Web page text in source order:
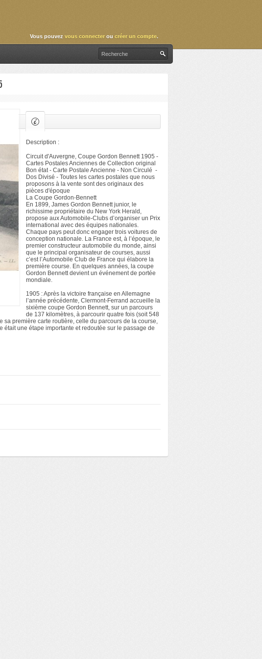
Vous pouvez vous connecter ou créer un compte.
Description :
Circuit d'Auvergne, Coupe Gordon Bennett 1905 -
Cartes Postales Anciennes de Collection original
Bon état - Carte Postale Ancienne - Non Circulé -
Dos Divisé - Toutes les cartes postales que nous
proposons à la vente sont des originaux des
pièces d'époque
La Coupe Gordon-Bennett
En 1899, James Gordon Bennett junior, le
richissime propriétaire du New York Herald,
propose aux Automobile-Clubs d’organiser un Prix
international avec des équipes nationales.
Chaque pays peut donc engager trois voitures de
conception nationale. La France est, à l’époque, le
premier constructeur automobile du monde, ainsi
que le principal organisateur de courses, aussi
c’est l’Automobile Club de France qui élabore la
première course. En quelques années, la coupe
Gordon Bennett devient un événement de portée
mondiale.
1905 : Après la victoire française en Allemagne
l’année précédente, Clermont-Ferrand accueille la
sixième coupe Gordon Bennett, sur un parcours
de 137 kilomètres, à parcourir quatre fois (soit 548
sa première carte routière, celle du parcours de la course,
une étape importante et redoutée sur le passage de